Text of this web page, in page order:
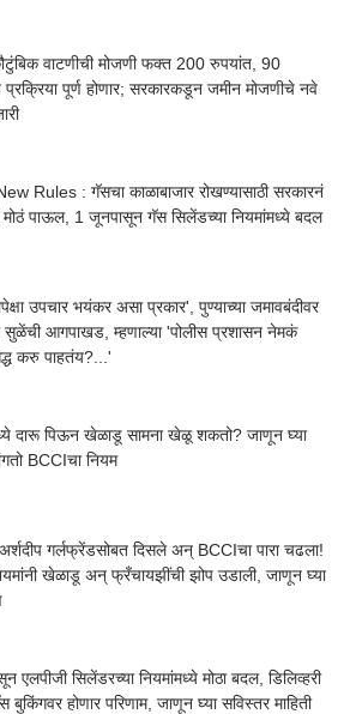
वाटणीची मोजणी फक्त 200 रुपयांत, 90
प्रक्रिया पूर्ण होणार; सरकारकडून जमीन मोजणीचे नवे
Rules : गॅसचा काळाबाजार रोखण्यासाठी सरकारनं
पाऊल, 1 जूनपासून गॅस सिलेंडच्या नियमांमध्ये बदल
उपचार भयंकर असा प्रकार', पुण्याच्या जमावबंदीवर
सुळेंची आगपाखड, म्हणाल्या 'पोलीस प्रशासन नेमकं
करु पाहतंय?...'
दारू पिऊन खेळाडू सामना खेळू शकतो? जाणून घ्या
BCCIचा नियम
अर्शदीप गर्लफ्रेंडसोबत दिसले अन् BCCIचा पारा चढला!
खेळाडू अन् फ्रँचायझींची झोप उडाली, जाणून घ्या
एलपीजी सिलेंडरच्या नियमांमध्ये मोठा बदल, डिलिव्हरी
होणार परिणाम, जाणून घ्या सविस्तर माहिती